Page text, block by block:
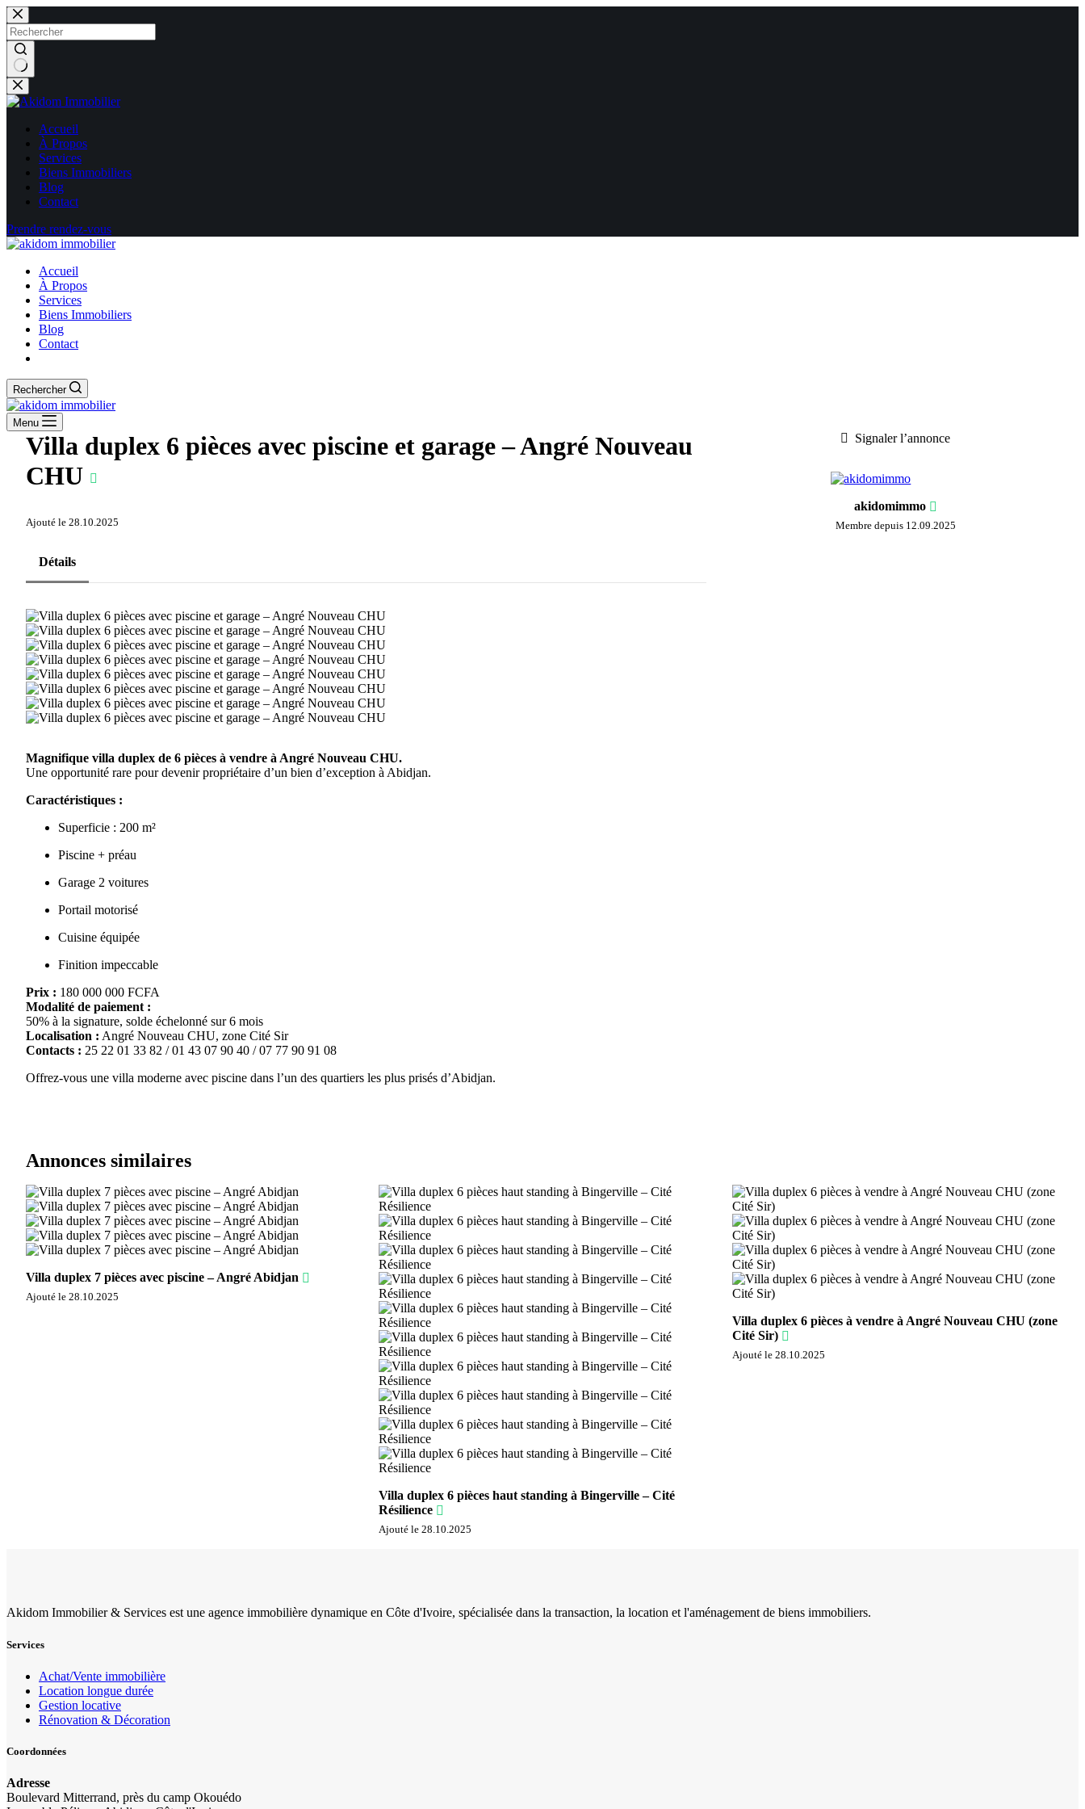
Passer
au
contenu
Aucun
résultat
Accueil
À Propos
Services
Biens Immobiliers
Blog
Contact
Prendre rendez-vous
Accueil
À Propos
Services
Biens Immobiliers
Blog
Contact
Rechercher
Menu
Villa duplex 6 pièces avec piscine et garage – Angré Nouveau
CHU
Ajouté le 28.10.2025
Détails
Magnifique villa duplex de 6 pièces à vendre à Angré Nouveau CHU.
Une opportunité rare pour devenir propriétaire d’un bien d’exception à Abidjan.
Caractéristiques :
Superficie : 200 m²
Piscine + préau
Garage 2 voitures
Portail motorisé
Cuisine équipée
Finition impeccable
Prix : 180 000 000 FCFA
Modalité de paiement :
50% à la signature, solde échelonné sur 6 mois
Localisation : Angré Nouveau CHU, zone Cité Sir
Contacts : 25 22 01 33 82 / 01 43 07 90 40 / 07 77 90 91 08
Offrez-vous une villa moderne avec piscine dans l’un des quartiers les plus prisés d’Abidjan.
Signaler l’annonce
akidomimmo
Membre depuis 12.09.2025
Annonces similaires
Villa duplex 7 pièces avec piscine – Angré Abidjan
Ajouté le 28.10.2025
Villa duplex 6 pièces haut standing à Bingerville – Cité
Résilience
Ajouté le 28.10.2025
Villa duplex 6 pièces à vendre à Angré Nouveau CHU (zone
Cité Sir)
Ajouté le 28.10.2025
Akidom Immobilier & Services est une agence immobilière dynamique en Côte d'Ivoire, spécialisée dans la transaction, la location et l'aménagement de biens immobiliers.
Services
Achat/Vente immobilière
Location longue durée
Gestion locative
Rénovation & Décoration
Coordonnées
Adresse
Boulevard Mitterrand, près du camp Okouédo